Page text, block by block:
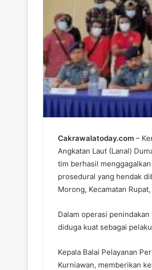
m
a
i
Cakrawalatoday.com –
Angkatan Laut (Lanal)
tim berhasil
prosedural yang hendak
Morong, Kecamatan
Dalam operasi
diduga kuat sebagai
Kepala Balai Pelayanan
Kurniawan, memberikan